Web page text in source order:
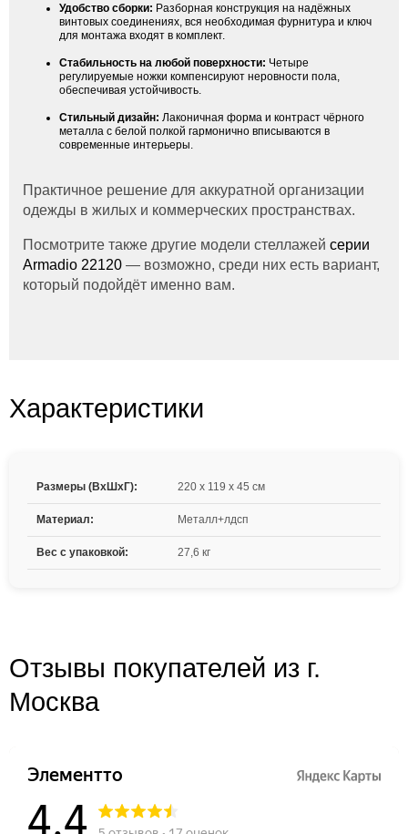
Удобство сборки: Разборная конструкция на надёжных
винтовых соединениях, вся необходимая фурнитура и ключ
для монтажа входят в комплект.
Стабильность на любой поверхности: Четыре
регулируемые ножки компенсируют неровности пола,
обеспечивая устойчивость.
Стильный дизайн: Лаконичная форма и контраст чёрного
металла с белой полкой гармонично вписываются в
современные интерьеры.
Практичное решение для аккуратной организации
одежды в жилых и коммерческих пространствах.
Посмотрите также другие модели стеллажей серии
Armadio 22120 — возможно, среди них есть вариант,
который подойдёт именно вам.
Характеристики
Размеры (ВxШxГ): 220 x 119 x 45 см
Материал: Металл+лдсп
Вес с упаковкой: 27,6 кг
Отзывы покупателей из г.
Москва